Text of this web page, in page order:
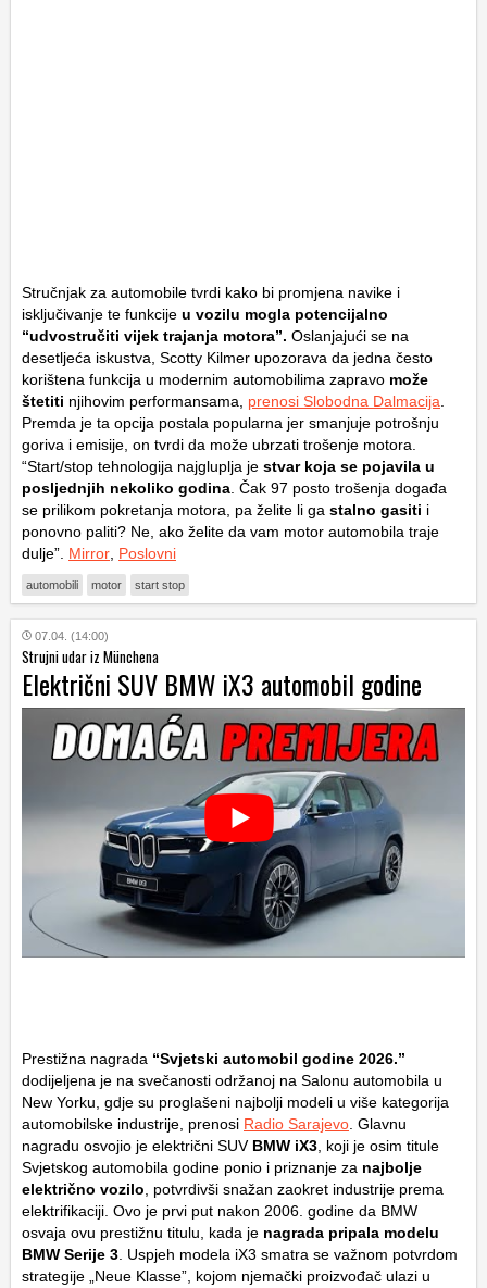
Stručnjak za automobile tvrdi kako bi promjena navike i
isključivanje te funkcije u vozilu mogla potencijalno
“udvostručiti vijek trajanja motora”. Oslanjajući se na
desetljeća iskustva, Scotty Kilmer upozorava da jedna često
korištena funkcija u modernim automobilima zapravo može
štetiti njihovim performansama, prenosi Slobodna Dalmacija.
Premda je ta opcija postala popularna jer smanjuje potrošnju
goriva i emisije, on tvrdi da može ubrzati trošenje motora.
“Start/stop tehnologija najgluplja je stvar koja se pojavila u
posljednjih nekoliko godina. Čak 97 posto trošenja događa
se prilikom pokretanja motora, pa želite li ga stalno gasiti i
ponovno paliti? Ne, ako želite da vam motor automobila traje
dulje”. Mirror, Poslovni
automobili motor start stop
07.04. (14:00)
Strujni udar iz Münchena
Električni SUV BMW iX3 automobil godine
Prestižna nagrada “Svjetski automobil godine 2026.”
dodijeljena je na svečanosti održanoj na Salonu automobila u
New Yorku, gdje su proglašeni najbolji modeli u više kategorija
automobilske industrije, prenosi Radio Sarajevo. Glavnu
nagradu osvojio je električni SUV BMW iX3, koji je osim titule
Svjetskog automobila godine ponio i priznanje za najbolje
električno vozilo, potvrdivši snažan zaokret industrije prema
elektrifikaciji. Ovo je prvi put nakon 2006. godine da BMW
osvaja ovu prestižnu titulu, kada je nagrada pripala modelu
BMW Serije 3. Uspjeh modela iX3 smatra se važnom potvrdom
strategije „Neue Klasse”, kojom njemački proizvođač ulazi u